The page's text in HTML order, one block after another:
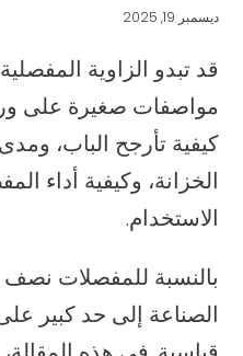
ديسمبر 19, 2025
قد تبدو الزاوية
مواصفات صغيرة على
كيفية تأرجح الباب،
الخزانة، وكيفية أداء
الاستخدام.
بالنسبة للمفصلات نصف
الصناعة إلى حد كبير